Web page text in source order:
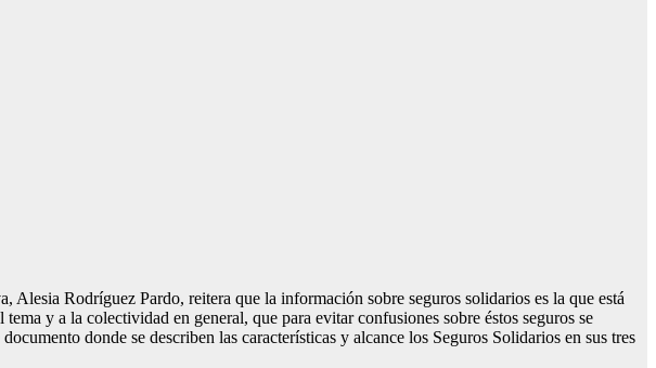
Rodríguez Pardo, reitera que la información sobre seguros solidarios es la que está
y a la colectividad en general, que para evitar confusiones sobre éstos seguros se
donde se describen las características y alcance los Seguros Solidarios en sus tres